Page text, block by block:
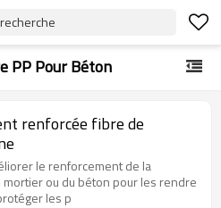
PP Pour Béton
renforcée fibre de
le renforcement de la
ou du béton pour les rendre
les p